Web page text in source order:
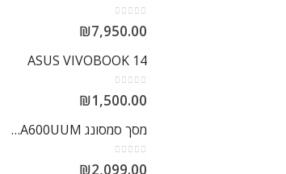
0
out of 5
₪7,950.00
ASUS VIVOBOOK 14
0
out of 5
₪1,500.00
מסך סמסונג S27A600UUM
0
out of 5
₪2,099.00